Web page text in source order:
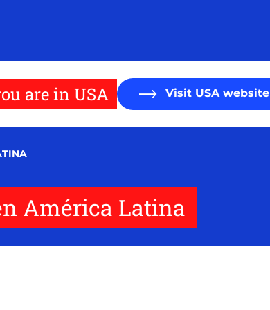
are in USA Visit USA website
América Latina